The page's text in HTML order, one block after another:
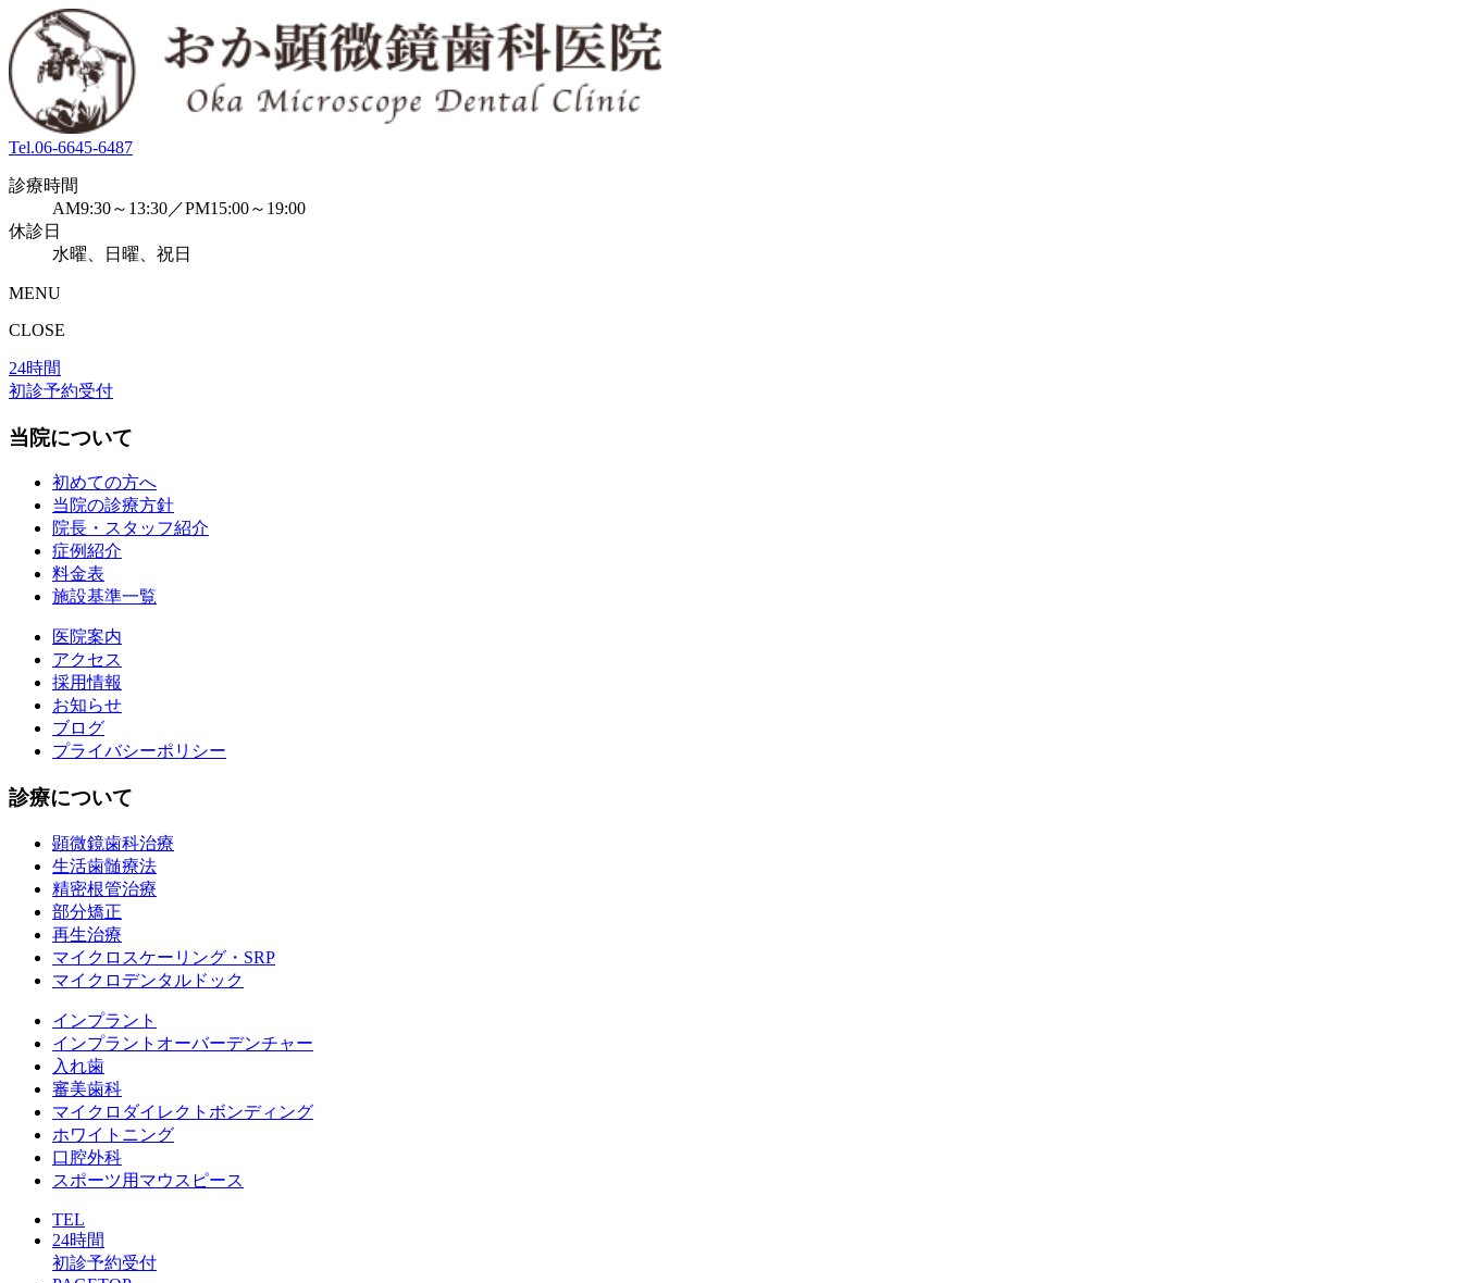
Tel.06-6645-6487
診療時間
AM9:30～13:30／PM15:00～19:00
休診日
水曜、日曜、祝日
MENU
CLOSE
24時間
初診予約受付
当院について
初めての方へ
当院の診療方針
院長・スタッフ紹介
症例紹介
料金表
施設基準一覧
医院案内
アクセス
採用情報
お知らせ
ブログ
プライバシーポリシー
診療について
顕微鏡歯科治療
生活歯髄療法
精密根管治療
部分矯正
再生治療
マイクロスケーリング・SRP
マイクロデンタルドック
インプラント
インプラントオーバーデンチャー
入れ歯
審美歯科
マイクロダイレクトボンディング
ホワイトニング
口腔外科
スポーツ用マウスピース
TEL
24時間
初診予約受付